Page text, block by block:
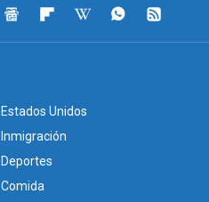
Estados Unidos
Inmigración
Deportes
Comida